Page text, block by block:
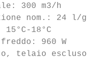
300 m3/h
nom.: 24 l/g
18°C
960 W
telaio escluso